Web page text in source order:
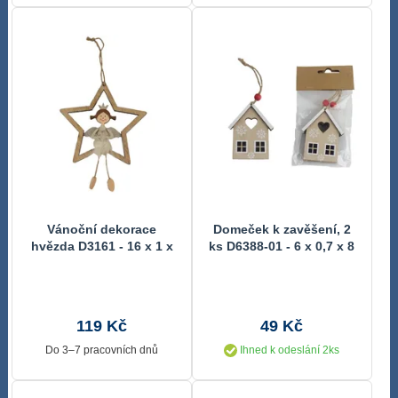
Vánoční dekorace
hvězda D3161 - 16 x 1 x
119 Kč
Do 3–7 pracovních dnů
Domeček k zavěšení, 2
ks D6388-01 - 6 x 0,7 x 8
49 Kč
Ihned k odeslání 2ks